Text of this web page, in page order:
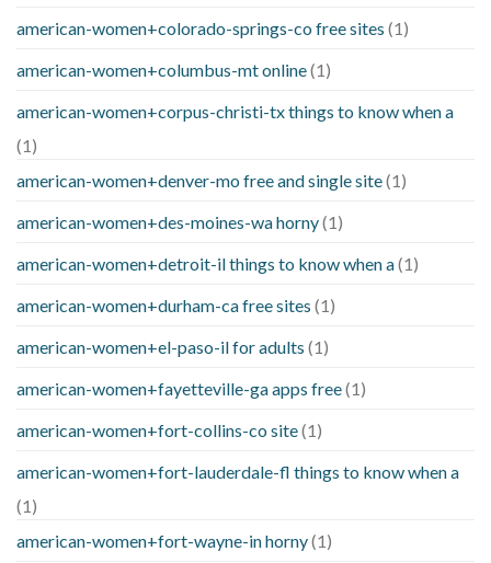
american-women+colorado-springs-co free sites (1)
american-women+columbus-mt online(1)
american-women+corpus-christi-tx things to know when a
(1)
american-women+denver-mo free and single site(1)
american-women+des-moines-wa horny(1)
american-women+detroit-il things to know when a(1)
american-women+durham-ca free sites (1)
american-women+el-paso-il for adults (1)
american-women+fayetteville-ga apps free(1)
american-women+fort-collins-co site(1)
american-women+fort-lauderdale-fl things to know when a
(1)
american-women+fort-wayne-in horny(1)